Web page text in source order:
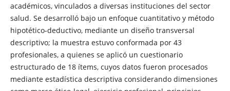
académicos, vinculados a diversas instituciones del sector
salud. Se desarrolló bajo un enfoque cuantitativo y método
hipotético-deductivo, mediante un diseño transversal
descriptivo; la muestra estuvo conformada por 43
profesionales, a quienes se aplicó un cuestionario
estructurado de 18 ítems, cuyos datos fueron procesados
mediante estadística descriptiva considerando dimensiones